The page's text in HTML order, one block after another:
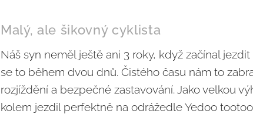
Malý, ale šikovný cyklista
Náš syn neměl ještě ani 3 roky, když začínal
se to během dvou dnů. Čistého času nám to
rozjíždění a bezpečné zastavování. Jako velkou
kolem jezdil perfektně na odrážedle Yedoo